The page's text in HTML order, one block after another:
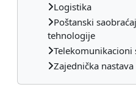
Logistika
Poštanski
tehnologije
Telekomunikacioni
Zajednička nastava